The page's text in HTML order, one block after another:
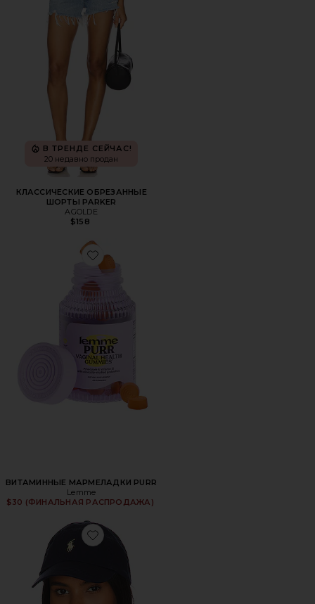
В ТРЕНДЕ СЕЙЧАС!
20 недавно продан
КЛАССИЧЕСКИЕ ОБРЕЗАННЫЕ
ШОРТЫ PARKER
AGOLDE
$158
Favorite ВИТАМИННЫЕ МАРМЕЛАДКИ PURR
ВИТАМИННЫЕ МАРМЕЛАДКИ PURR
Lemme
$30 (ФИНАЛЬНАЯ РАСПРОДАЖА)
Favorite ШЛЯПА